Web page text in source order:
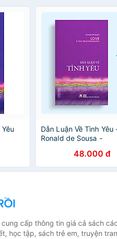
Dẫn Luận Về Tình Yêu
Ronald de Sousa -
48.000 đ
cung cấp thông tin giá cả sách
học tập, sách trẻ em, truyện